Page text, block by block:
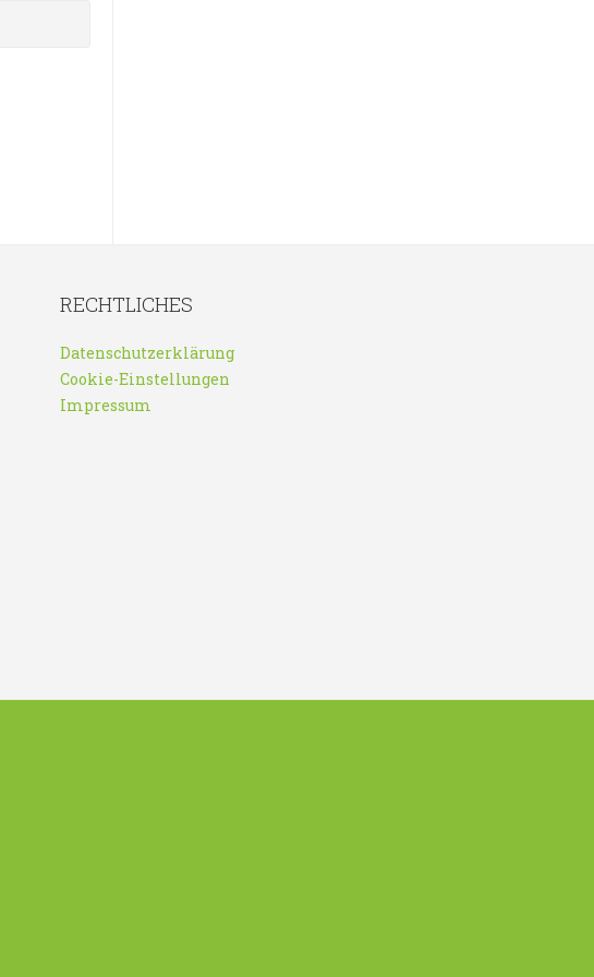
RECHTLICHES
Datenschutzerklärung
Cookie-Einstellungen
Impressum